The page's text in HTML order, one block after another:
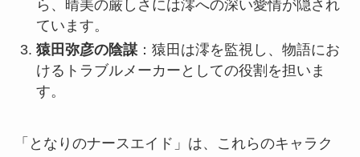
ら、晴美の厳しさには澪への深い愛情が隠され
ています。
猿田弥彦の陰謀：猿田は澪を監視し、物語にお
けるトラブルメーカーとしての役割を担いま
す。
「となりのナースエイド」は、これらのキャラク